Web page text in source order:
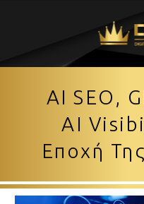
AI SEO,
AI
Εποχή